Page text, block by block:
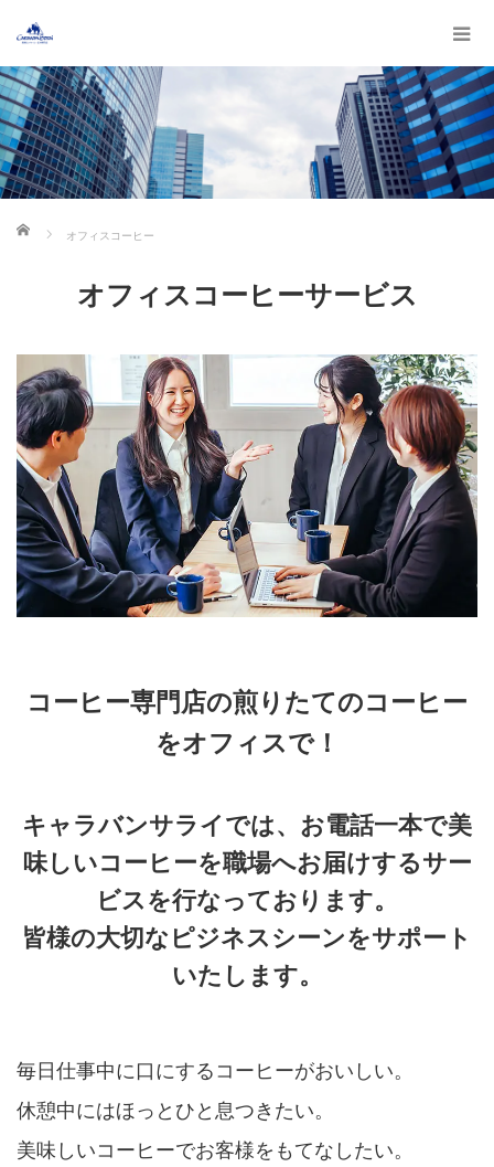
ホーム オフィスコーヒー
オフィスコーヒーサービス
コーヒー専門店の煎りたてのコーヒー
をオフィスで！
キャラバンサライでは、お電話一本で美
味しいコーヒーを職場へお届けするサー
ビスを行なっております。
皆様の大切なピジネスシーンをサポート
いたします。
毎日仕事中に口にするコーヒーがおいしい。
休憩中にはほっとひと息つきたい。
美味しいコーヒーでお客様をもてなしたい。